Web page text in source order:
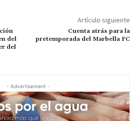
del
del
Artículo siguiente
Cuenta atrás para la
pretemporada del Marbella FC
- Advertisement -